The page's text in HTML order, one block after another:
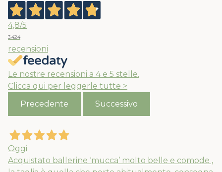
4,8/5
3.424
recensioni
Le nostre recensioni a 4 e 5 stelle.
Clicca qui per leggerle tutte >
Precedente
Successivo
Oggi
Acquistato ballerine ‘mucca’ molto belle e comode ,